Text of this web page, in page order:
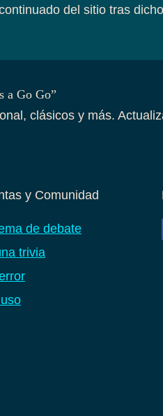
del sitio tras
a Go Go”
clásicos y más.
y Comunidad
de debate
trivia